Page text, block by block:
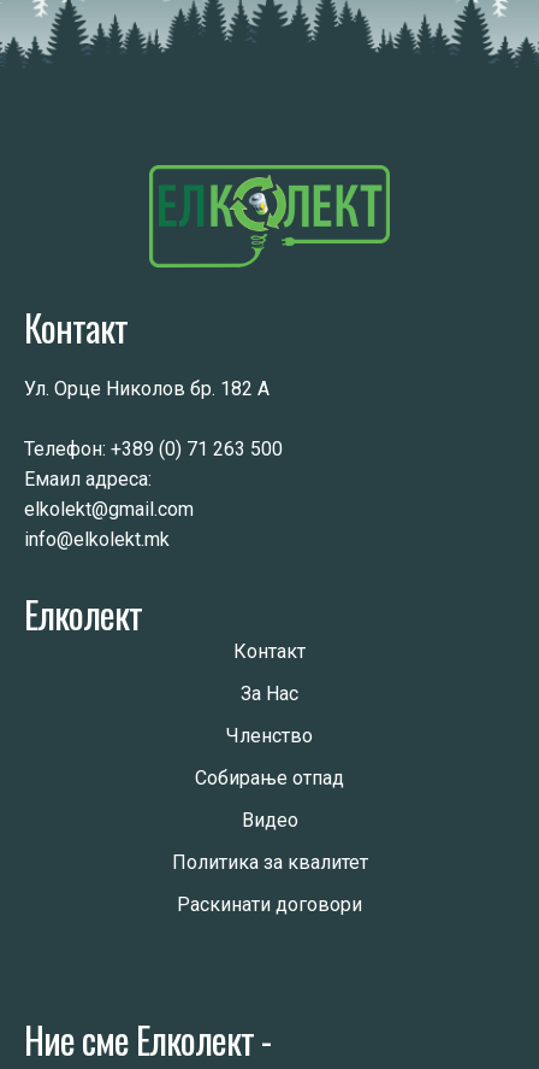
Контакт
Ул. Орце Николов бр. 182 А
Телефон: +389 (0) 71 263 500
Емаил адреса:
elkolekt@gmail.com
info@elkolekt.mk
Елколект
Контакт
За Нас
Членство
Собирање отпад
Видео
Политика за квалитет
Раскинати договори
Ние сме Елколект -